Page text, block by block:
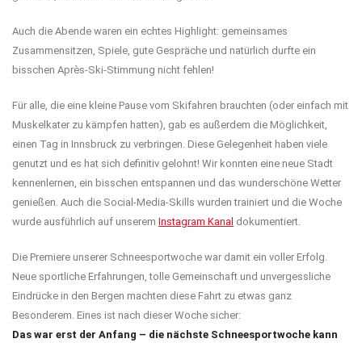
Auch die Abende waren ein echtes Highlight: gemeinsames
Zusammensitzen, Spiele, gute Gespräche und natürlich durfte ein
bisschen Après-Ski-Stimmung nicht fehlen!
Für alle, die eine kleine Pause vom Skifahren brauchten (oder einfach mit
Muskelkater zu kämpfen hatten), gab es außerdem die Möglichkeit,
einen Tag in Innsbruck zu verbringen. Diese Gelegenheit haben viele
genutzt und es hat sich definitiv gelohnt! Wir konnten eine neue Stadt
kennenlernen, ein bisschen entspannen und das wunderschöne Wetter
genießen. Auch die Social-Media-Skills wurden trainiert und die Woche
wurde ausführlich auf unserem Instagram Kanal dokumentiert.
Die Premiere unserer Schneesportwoche war damit ein voller Erfolg.
Neue sportliche Erfahrungen, tolle Gemeinschaft und unvergessliche
Eindrücke in den Bergen machten diese Fahrt zu etwas ganz
Besonderem. Eines ist nach dieser Woche sicher:
Das war erst der Anfang – die nächste Schneesportwoche kann